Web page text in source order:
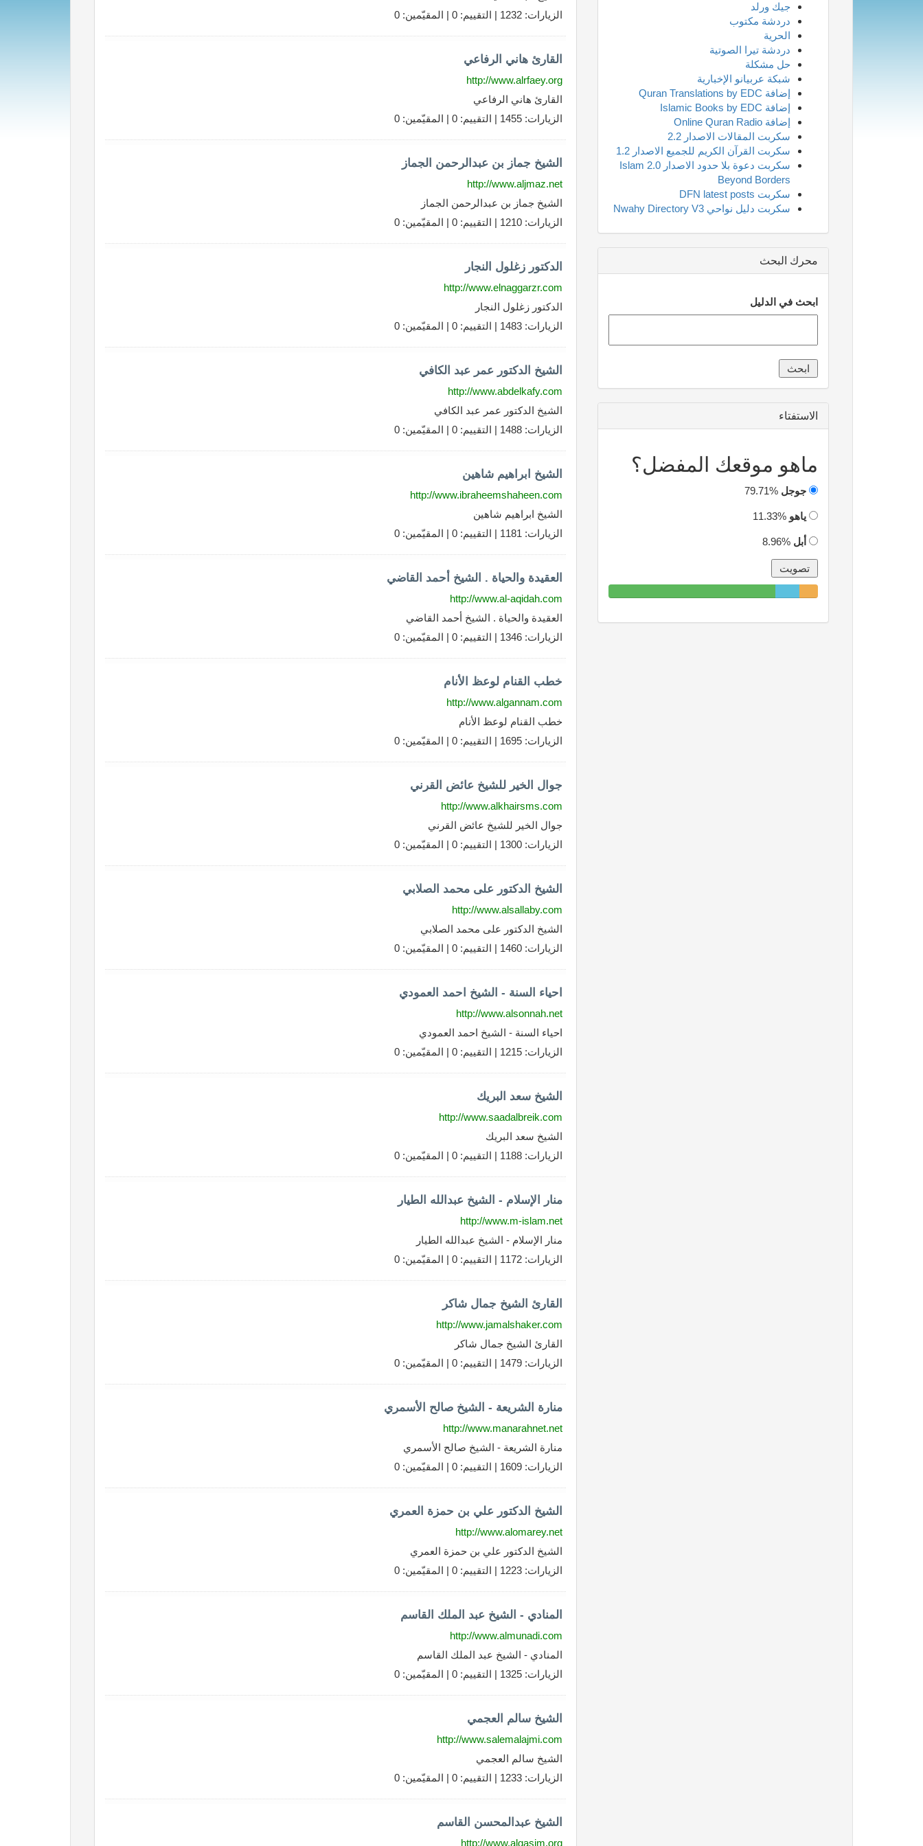
الزيارات: 1232 | التقييم: 0 | المقيّمين: 0
القارئ هاني الرفاعي
http://www.alrfaey.org
القارئ هاني الرفاعي
الزيارات: 1455 | التقييم: 0 | المقيّمين: 0
الشيخ جماز بن عبدالرحمن الجماز
http://www.aljmaz.net
الشيخ جماز بن عبدالرحمن الجماز
الزيارات: 1210 | التقييم: 0 | المقيّمين: 0
الدكتور زغلول النجار
http://www.elnaggarzr.com
الدكتور زغلول النجار
الزيارات: 1483 | التقييم: 0 | المقيّمين: 0
الشيخ الدكتور عمر عبد الكافي
http://www.abdelkafy.com
الشيخ الدكتور عمر عبد الكافي
الزيارات: 1488 | التقييم: 0 | المقيّمين: 0
الشيخ ابراهيم شاهين
http://www.ibraheemshaheen.com
الشيخ ابراهيم شاهين
الزيارات: 1181 | التقييم: 0 | المقيّمين: 0
العقيدة والحياة . الشيخ أحمد القاضي
http://www.al-aqidah.com
العقيدة والحياة . الشيخ أحمد القاضي
الزيارات: 1346 | التقييم: 0 | المقيّمين: 0
خطب القنام لوعظ الأنام
http://www.algannam.com
خطب القنام لوعظ الأنام
الزيارات: 1695 | التقييم: 0 | المقيّمين: 0
جوال الخير للشيخ عائض القرني
http://www.alkhairsms.com
جوال الخير للشيخ عائض القرني
الزيارات: 1300 | التقييم: 0 | المقيّمين: 0
الشيخ الدكتور على محمد الصلابي
http://www.alsallaby.com
الشيخ الدكتور على محمد الصلابي
الزيارات: 1460 | التقييم: 0 | المقيّمين: 0
احياء السنة - الشيخ احمد العمودي
http://www.alsonnah.net
احياء السنة - الشيخ احمد العمودي
الزيارات: 1215 | التقييم: 0 | المقيّمين: 0
الشيخ سعد البريك
http://www.saadalbreik.com
الشيخ سعد البريك
الزيارات: 1188 | التقييم: 0 | المقيّمين: 0
منار الإسلام - الشيخ عبدالله الطيار
http://www.m-islam.net
منار الإسلام - الشيخ عبدالله الطيار
الزيارات: 1172 | التقييم: 0 | المقيّمين: 0
القارئ الشيخ جمال شاكر
http://www.jamalshaker.com
القارئ الشيخ جمال شاكر
الزيارات: 1479 | التقييم: 0 | المقيّمين: 0
منارة الشريعة - الشيخ صالح الأسمري
http://www.manarahnet.net
منارة الشريعة - الشيخ صالح الأسمري
الزيارات: 1609 | التقييم: 0 | المقيّمين: 0
الشيخ الدكتور علي بن حمزة العمري
http://www.alomarey.net
الشيخ الدكتور علي بن حمزة العمري
الزيارات: 1223 | التقييم: 0 | المقيّمين: 0
المنادي - الشيخ عبد الملك القاسم
http://www.almunadi.com
المنادي - الشيخ عبد الملك القاسم
الزيارات: 1325 | التقييم: 0 | المقيّمين: 0
الشيخ سالم العجمي
http://www.salemalajmi.com
الشيخ سالم العجمي
الزيارات: 1233 | التقييم: 0 | المقيّمين: 0
الشيخ عبدالمحسن القاسم
http://www.alqasim.org
جيك ورلد
دردشة مكتوب
الحرية
دردشة تيرا الصوتية
حل مشكلة
شبكة عربيانو الإخبارية
إضافة Quran Translations by EDC
إضافة Islamic Books by EDC
إضافة Online Quran Radio
سكربت المقالات الاصدار 2.2
سكربت القرآن الكريم للجميع الاصدار 1.2
سكربت دعوة بلا حدود الاصدار 2.0 Islam
Beyond Borders
سكربت DFN latest posts
سكربت دليل نواحي Nwahy Directory V3
محرك البحث
ابحث في الدليل
الاستفتاء
ماهو موقعك المفضل؟
جوجل 79.71%
ياهو 11.33%
أبل 8.96%